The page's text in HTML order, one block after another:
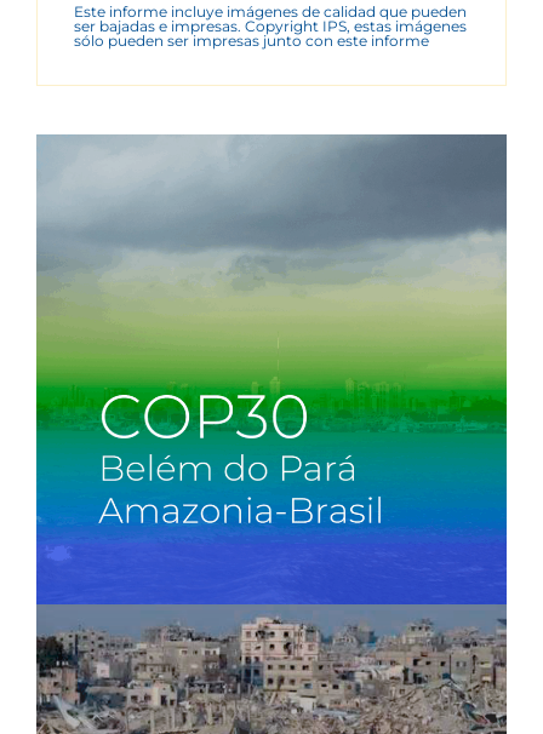
Este informe incluye imágenes de calidad que pueden
ser bajadas e impresas. Copyright IPS, estas imágenes
sólo pueden ser impresas junto con este informe